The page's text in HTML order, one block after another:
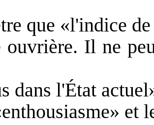
que «l'indice
ouvrière. Il ne
dans l'État
et